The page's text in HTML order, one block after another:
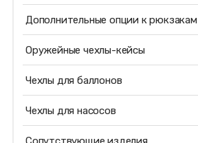
Дополнительные опции к рюкзакам
Оружейные чехлы-кейсы
Чехлы для баллонов
Чехлы для насосов